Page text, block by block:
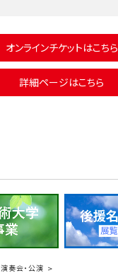
オンラインチケットはこちら
詳細ページはこちら
演奏会・公演